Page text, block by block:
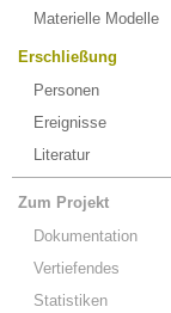
Materielle Modelle
Erschließung
Personen
Ereignisse
Literatur
Zum Projekt
Dokumentation
Vertiefendes
Statistiken